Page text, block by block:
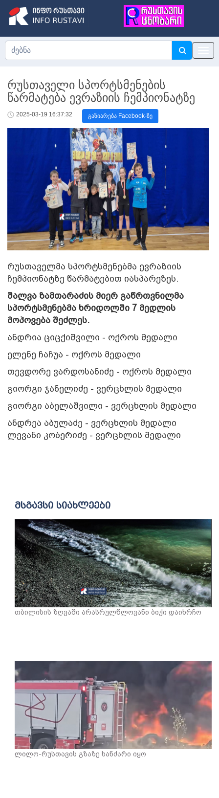
რუსთაველი სპორტსმენების
წარმატება ევრაზიის ჩემპიონატზე
2025-03-19 16:37:32 გაზიარება Facebook-ზე
რუსთაველმა სპორტსმენებმა ევრაზიის
ჩემპიონატზე წარმატებით იასპარეზეს.
შალვა ზამთარაძის მიერ გაწრთვნილმა
სპორტსმენებმა ხრიდოლში 7 მედლის
მოპოვება შეძლეს.
ანდრია ციცქიშვილი - ოქროს მედალი
ელენე ჩაჩუა - ოქროს მედალი
თევდორე ვარდოსანიძე - ოქროს მედალი
გიორგი ჯანელიძე - ვერცხლის მედალი
გიორგი აბელაშვილი - ვერცხლის მედალი
ანდრეა აბულაძე - ვერცხლის მედალი
ლევანი კობერიძე - ვერცხლის მედალი
მსგავსი სიახლეები
თბილისის ზღვაში არასრულწლოვანი ბიჭი დაიხრჩო
ლილო-რუსთავის გზაზე ხანძარი იყო